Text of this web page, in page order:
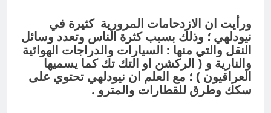
ورأيت ان الازدحامات المرورية كثيرة في
نيودلهي ؛ وذلك بسبب كثرة الناس وتعدد وسائل
النقل والتي منها : السيارات والدراجات الهوائية
والنارية و ( الركشن او التك تك كما يسميها
العراقيون ) ؛ مع العلم ان نيودلهي تحتوي على
سكك وطرق للقطارات والمترو .